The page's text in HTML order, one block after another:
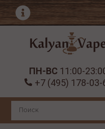
ПН-ВС 11:00-
+7 (495) 178-03-